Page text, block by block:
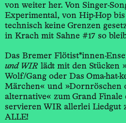
von weiter her. Von Singer-­
Experimental, von Hip-Hop
technisch keine Grenzen
in Krach mit Sahne #17 so
Das Bremer Flötist*innen-­
und WIR lädt mit den Stücken
Wolf/Gang oder Das Oma-­hat-­
Märchen« und »Dornröschen
alternative« zum Grand Finale
servieren WIR allerlei
ALLE!